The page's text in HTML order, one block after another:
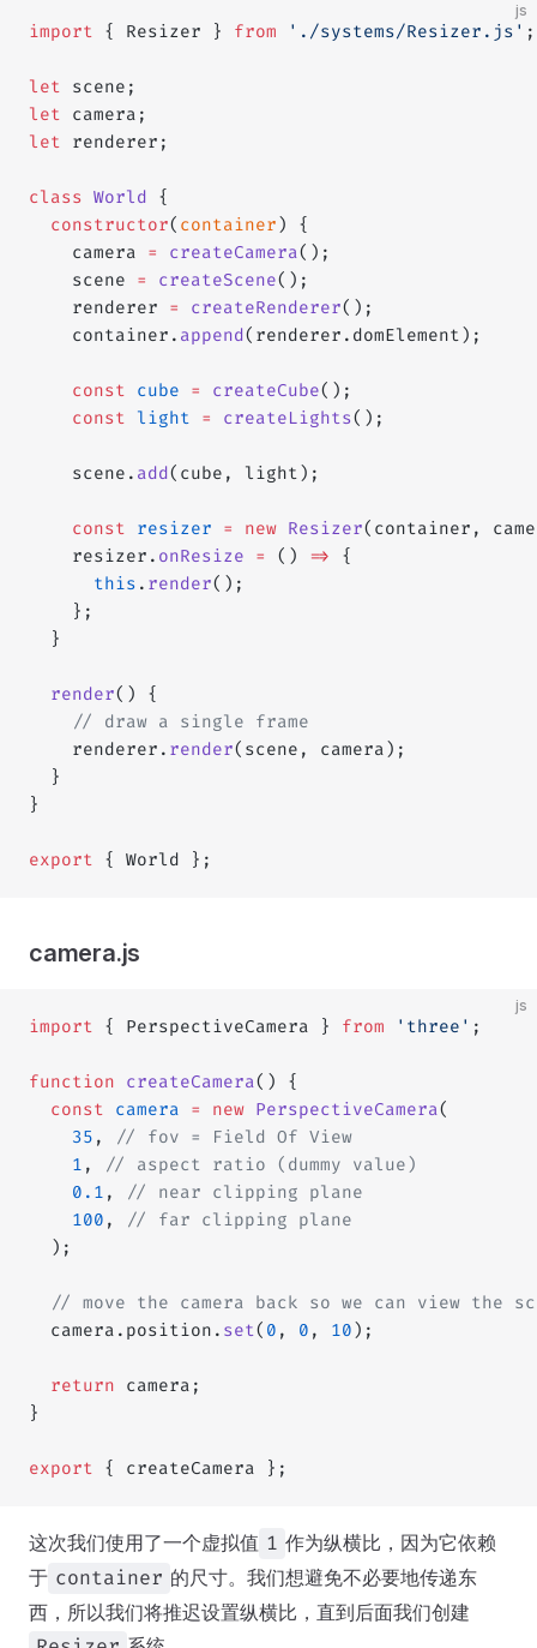
js
import { Resizer } from './systems/Resizer.js' ;
let scene;
let camera;
let renderer;
class World
{
  constructor
( container ) {
    camera
= createCamera();
    scene
= createScene();
    renderer
= createRenderer();
    container.
append(renderer.domElement);
    const
cube = createCube();
    const
light = createLights();
    scene.
add(cube, light);
    const
resizer = new Resizer(container,
    resizer.
onResize = () =>
{
      this
. render();
    };
  }
  render
() {
    // draw a single frame
    renderer.
render(scene, camera);
  }
}
export { World };
camera.js
js
import { PerspectiveCamera } from 'three' ;
function createCamera() {
  const
camera = new PerspectiveCamera(
    35
,
// fov = Field Of View
    1
,
// aspect ratio (dummy value)
    0.1
,
// near clipping plane
    100
,
// far clipping plane
  );
// move the camera back so we can view the
  camera.position.
set( 0 , 0 , 10 );
  return
camera;
}
export { createCamera };
这次我们使用了一个虚拟值 1 作为纵横比，因为它依赖
于 container 的尺寸。我们想避免不必要地传递东
西，所以我们将推迟设置纵横比，直到后面我们创建